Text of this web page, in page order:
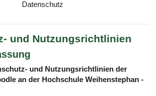
Datenschutz
und Nutzungsrichtlinien
und Nutzungsrichtlinien der
an der Hochschule Weihenstephan -